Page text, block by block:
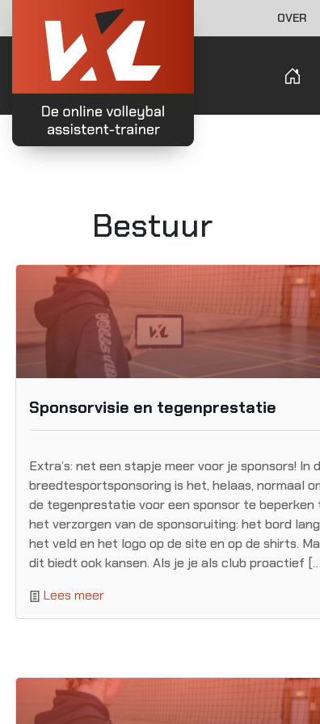
OVER
Bestuur
Sponsorvisie en tegenprestatie
Extra’s: net een stapje meer voor je sponsors! In
breedtesportsponsoring is het, helaas, normaal
de tegenprestatie voor een sponsor te beperken
het verzorgen van de sponsoruiting: het bord
het veld en het logo op de site en op de shirts.
dit biedt ook kansen. Als je je als club proactief
Lees meer